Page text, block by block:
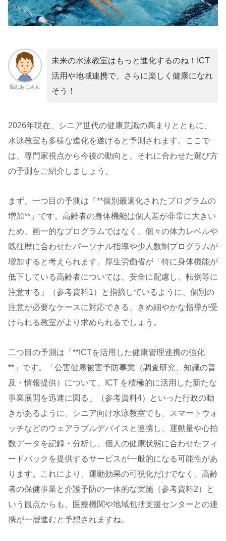
悩むおじさん
未来の水泳教室はもっと進化するのね！ICT
活用や地域連携で、さらに楽しく健康になれ
そう！
2026年現在、シニア世代の健康意識の高まりとともに、
水泳教室も多様な進化を遂げると予測されます。ここで
は、専門家視点から今後の動向と、それに合わせた選び方
の予測をご紹介しましょう。
まず、一つ目の予測は「**個別最適化されたプログラムの
増加**」です。高齢者の身体機能は個人差が非常に大きい
ため、画一的なプログラムではなく、個々の体力レベルや
既往歴に合わせたパーソナル指導や少人数制プログラムが
増加すると考えられます。厚生労働省が「特に身体機能が
低下している高齢者については、安全に配慮し、転倒等に
注意する」（参考資料1）と指摘しているように、個別の
注意が必要なケースに対応できる、きめ細やかな指導が受
けられる教室がより求められるでしょう。
二つ目の予測は「**ICTを活用した健康管理連携の強化
**」です。「公害健康被害予防事業（調査研究、知識の普
及・情報提供）について、ICT を積極的に活用した新たな
事業展開を迅速に図る」（参考資料4）といった行政の動
きがあるように、シニア向け水泳教室でも、スマートウォ
ッチなどのウェアラブルデバイスと連携し、運動量や心拍
数データを記録・分析し、個人の健康状態に合わせたフィ
ードバックを提供するサービスが一般的になる可能性があ
ります。これにより、運動効果の可視化だけでなく、高齢
者の保健事業と介護予防の一体的な実施（参考資料2）と
いう観点からも、医療機関や地域包括支援センターとの連
携が一層進むと予想されますね。